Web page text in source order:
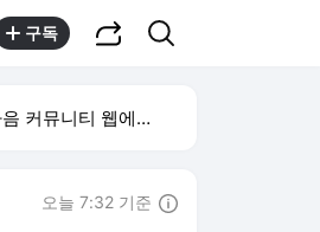
구독
뮤니티 웹에서 보기
오늘 7:32 기준